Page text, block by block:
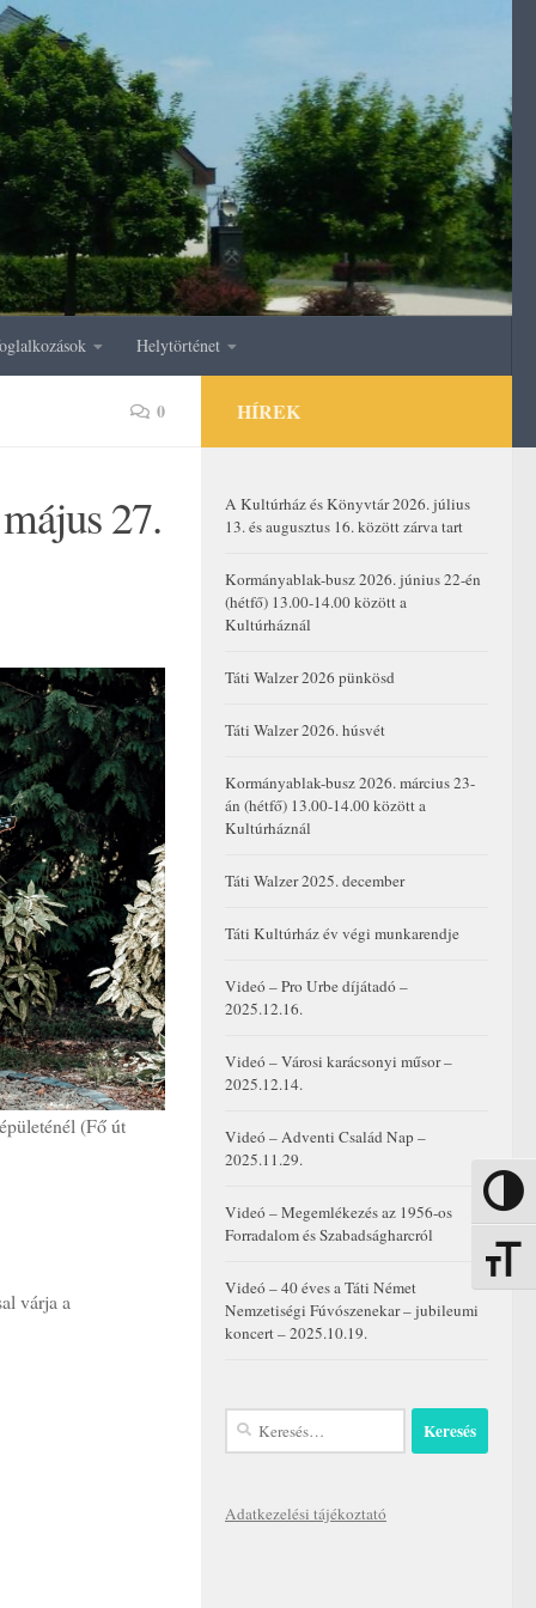
Nagy
Helytörténet
0
27.
(Fő út
várja a
HÍREK
A Kultúrház és Könyvtár 2026. július
13. és augusztus 16. között zárva tart
Kormányablak-busz 2026. június 22-én
(hétfő) 13.00-14.00 között a
Kultúrháznál
Táti Walzer 2026 pünkösd
Táti Walzer 2026. húsvét
Kormányablak-busz 2026. március 23-
án (hétfő) 13.00-14.00 között a
Kultúrháznál
Táti Walzer 2025. december
Táti Kultúrház év végi munkarendje
Videó – Pro Urbe díjátadó –
2025.12.16.
Videó – Városi karácsonyi műsor –
2025.12.14.
Videó – Adventi Család Nap –
2025.11.29.
Videó – Megemlékezés az 1956-os
Forradalom és Szabadságharcról
Videó – 40 éves a Táti Német
Nemzetiségi Fúvószenekar – jubileumi
koncert – 2025.10.19.
Keresés:
Adatkezelési tájékoztató